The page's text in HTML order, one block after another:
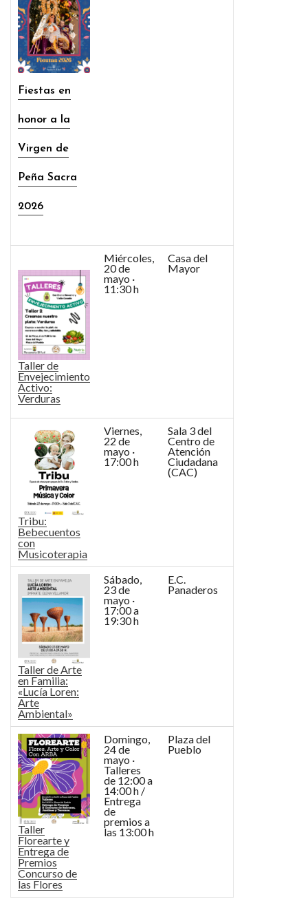
Fiestas en
honor a la
Virgen de
Peña Sacra
2026
Taller de
Envejecimiento
Activo:
Verduras
Miércoles,
20 de
mayo ·
11:30 h
Casa del
Mayor
Tribu:
Bebecuentos
con
Musicoterapia
Viernes,
22 de
mayo ·
17:00 h
Sala 3 del
Centro de
Atención
Ciudadana
(CAC)
Taller de Arte
en Familia:
«Lucía Loren:
Arte
Ambiental»
Sábado,
23 de
mayo ·
17:00 a
19:30 h
E.C.
Panaderos
Taller
Florearte y
Entrega de
Premios
Concurso de
las Flores
Domingo,
24 de
mayo ·
Talleres
de 12:00 a
14:00 h /
Entrega
de
premios a
las 13:00 h
Plaza del
Pueblo